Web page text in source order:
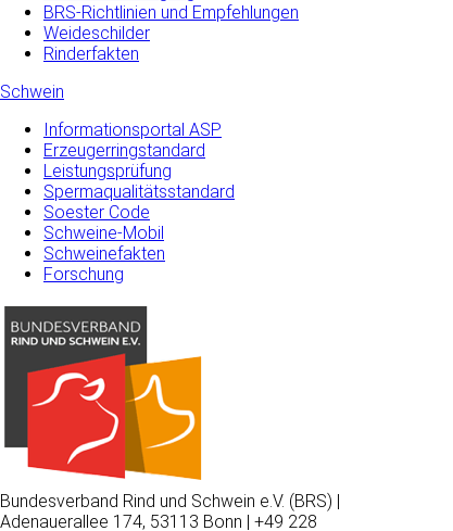
BRS-Richtlinien und Empfehlungen
Weideschilder
Rinderfakten
Schwein
Informationsportal ASP
Erzeugerringstandard
Leistungsprüfung
Spermaqualitätsstandard
Soester Code
Schweine-Mobil
Schweinefakten
Forschung
Bundesverband Rind und Schwein e.V. (BRS) |
Adenauerallee 174, 53113 Bonn | +49 228